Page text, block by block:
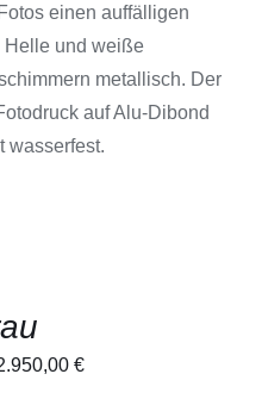
einen auffälligen
Helle und weiße
metallisch. Der
auf Alu-Dibond
wasserfest.
€